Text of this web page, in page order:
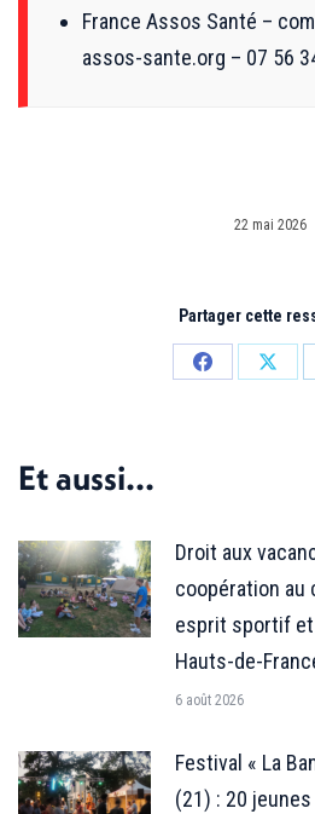
France Assos Santé –
assos-sante.org – 07 56
22 mai 2026
Partager cette
Partager
Et aussi...
Droit aux
coopération
esprit sportif et
Hauts-de-
6 août 2026
Festival « La
(21) : 20